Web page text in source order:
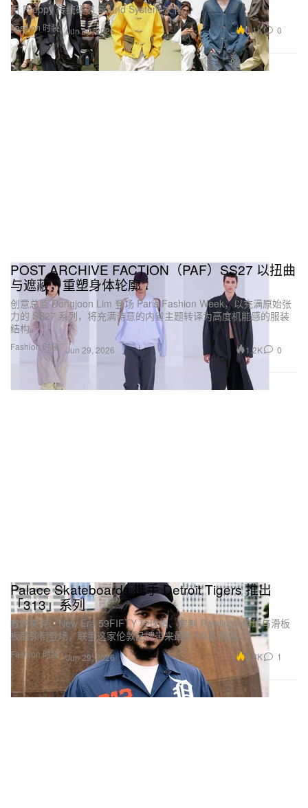
Fashion 时装
用 Preppy 传统硬撼 Sound System 文化。
Jun 30, 2026 3.1K 0
Fashion 时装
POST ARCHIVE FACTION（PAF）SS27 以扭曲
与遮蔽，重塑身体轮廓
创意总监 Dongjoon Lim 登场 Paris Fashion Week，以充满原始张
力的 SS27 系列，将充满诗意的内省主题转译为高度机能感的服装
结构。
Jun 29, 2026 1.2K 0
Fashion 时装
Palace Skateboards 携手 Detroit Tigers 推出
「313」系列
教练夹克、New Era 59FIFTY 棒球帽、定制 Rawlings 棒球与滑板
板面领衔登场，联手这家伦敦品牌带来最新 MLB 联名。
Jun 29, 2026 3.8K 1